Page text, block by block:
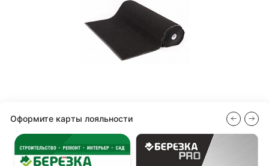
Оформите карты лояльности